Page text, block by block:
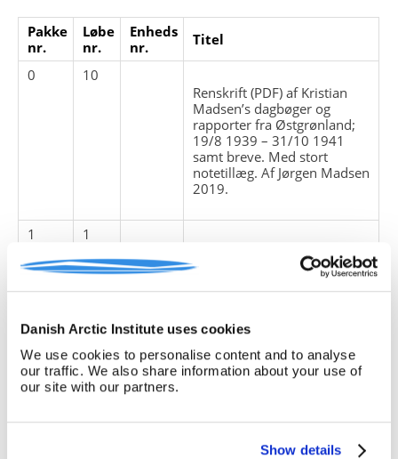
Danish Arctic Institute uses cookies
We use cookies to personalise content and to analyse
our traffic. We also share information about your use of
our site with our partners.
Show details
Pakke
nr.
Løbe
nr.
Enheds
nr.
Titel
0
10
Renskrift (PDF) af Kristian
Madsen’s dagbøger og
rapporter fra Østgrønland;
19/8 1939 – 31/10 1941
samt breve. Med stort
notetillæg. Af Jørgen Madsen
2019.
1
1
Ansættelsesbrev for Kristian
Madsen. 1939.
breve
1
2